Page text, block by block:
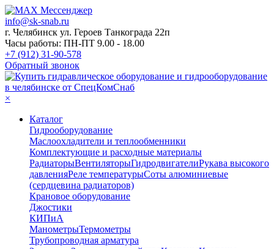
info@sk-snab.ru
г. Челябинск ул. Героев Танкограда 22п
Часы работы: ПН-ПТ 9.00 - 18.00
+7 (912) 31-90-578
Обратный звонок
×
Каталог
Гидрооборудование
Маслоохладители и теплообменники
Комплектующие и расходные материалы
РадиаторыВентиляторыГидродвигателиРукава высокого
давленияРеле температурыСоты алюминиевые
(сердцевина радиаторов)
Крановое оборудование
Джостики
КИПиА
МанометрыТермометры
Трубопроводная арматура